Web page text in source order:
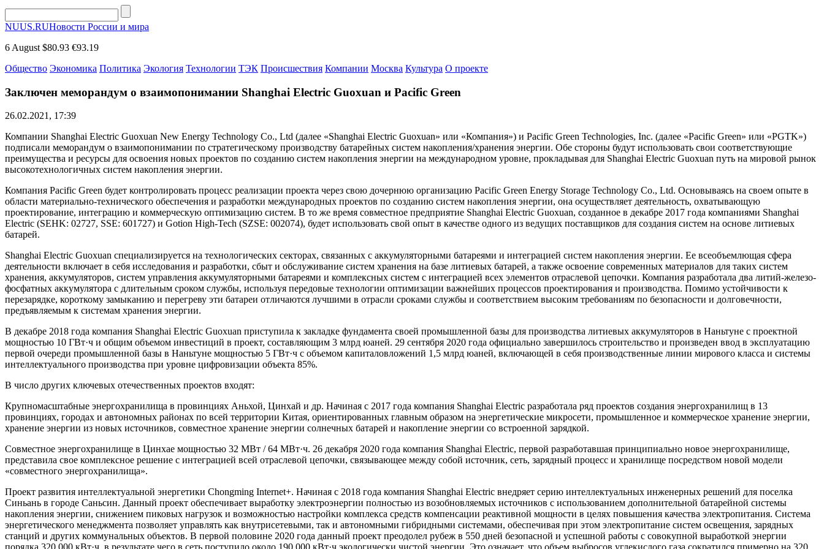
NUUS.RUНовости России и мира
6 August $80.93 €93.19
Общество Экономика Политика Экология Технологии ТЭК Происшествия Компании Москва Культура О проекте
Заключен меморандум о взаимопонимании Shanghai Electric Guoxuan и Pacific Green
26.02.2021, 17:39
Компании Shanghai Electric Guoxuan New Energy Technology Co., Ltd (далее «Shanghai Electric Guoxuan» или «Компания») и Pacific Green Technologies, Inc. (далее «Pacific Green» или «PGTK»)
подписали меморандум о взаимопонимании по стратегическому производству батарейных систем накопления/хранения энергии. Обе стороны будут использовать свои соответствующие
преимущества и ресурсы для освоения новых проектов по созданию систем накопления энергии на международном уровне, прокладывая для Shanghai Electric Guoxuan путь на мировой рынок
высокотехнологичных систем накопления энергии.
Компания Pacific Green будет контролировать процесс реализации проекта через свою дочернюю организацию Pacific Green Energy Storage Technology Co., Ltd. Основываясь на своем опыте в
области материально-технического обеспечения и разработки международных проектов по созданию систем накопления энергии, она осуществляет деятельность, охватывающую
проектирование, интеграцию и коммерческую оптимизацию систем. В то же время совместное предприятие Shanghai Electric Guoxuan, созданное в декабре 2017 года компаниями Shanghai
Electric (SEHK: 02727, SSE: 601727) и Gotion High-Tech (SZSE: 002074), будет использовать свой опыт в качестве одного из ведущих поставщиков для создания систем на основе литиевых
батарей.
Shanghai Electric Guoxuan специализируется на технологических секторах, связанных с аккумуляторными батареями и интеграцией систем накопления энергии. Ее всеобъемлющая сфера
деятельности включает в себя исследования и разработки, сбыт и обслуживание систем хранения на базе литиевых батарей, а также освоение современных материалов для таких систем
хранения, аккумуляторов, систем управления аккумуляторными батареями и комплексных систем с интеграцией всех элементов отраслевой цепочки. Компания разработала два литий-железо-
фосфатных аккумулятора с длительным сроком службы, используя передовые технологии оптимизации важнейших процессов проектирования и производства. Помимо устойчивости к
перезарядке, короткому замыканию и перегреву эти батареи отличаются лучшими в отрасли сроками службы и соответствием высоким требованиям по безопасности и долговечности,
предъявляемым к системам хранения энергии.
В декабре 2018 года компания Shanghai Electric Guoxuan приступила к закладке фундамента своей промышленной базы для производства литиевых аккумуляторов в Наньтуне с проектной
мощностью 10 ГВт·ч и общим объемом инвестиций в проект, составляющим 3 млрд юаней. 29 сентября 2020 года официально завершилось строительство и произведен ввод в эксплуатацию
первой очереди промышленной базы в Наньтуне мощностью 5 ГВт·ч с объемом капиталовложений 1,5 млрд юаней, включающей в себя производственные линии мирового класса и системы
интеллектуального производства при уровне цифровизации объекта 85%.
В число других ключевых отечественных проектов входят:
Крупномасштабные энергохранилища в провинциях Аньхой, Цинхай и др. Начиная с 2017 года компания Shanghai Electric разработала ряд проектов создания энергохранилищ в 13
провинциях, городах и автономных районах по всей территории Китая, ориентированных главным образом на энергетические микросети, промышленное и коммерческое хранение энергии,
хранение энергии из новых источников, совместное хранение энергии солнечных батарей и накопление энергии со встроенной зарядкой.
Совместное энергохранилище в Цинхае мощностью 32 МВт / 64 МВт·ч. 26 декабря 2020 года компания Shanghai Electric, первой разработавшая принципиально новое энергохранилище,
представила свое комплексное решение с интеграцией всей отраслевой цепочки, связывающее между собой источник, сеть, зарядный процесс и хранилище посредством новой модели
«совместного энергохранилища».
Проект развития интеллектуальной энергетики Chongming Internet+. Начиная с 2018 года компания Shanghai Electric внедряет серию интеллектуальных инженерных решений для поселка
Синьань в городе Саньсин. Данный проект обеспечивает выработку электроэнергии полностью из возобновляемых источников с использованием дополнительной батарейной системы
накопления энергии, снижением пиковых нагрузок и возможностью настройки комплекса средств компенсации реактивной мощности в целях повышения качества электропитания. Система
энергетического менеджмента позволяет управлять как внутрисетевыми, так и автономными гибридными системами, обеспечивая при этом электропитание систем освещения, зарядных
станций и других коммунальных объектов. В первой половине 2020 года данный проект преодолел рубеж в 550 дней безопасной и успешной работы с совокупной выработкой энергии